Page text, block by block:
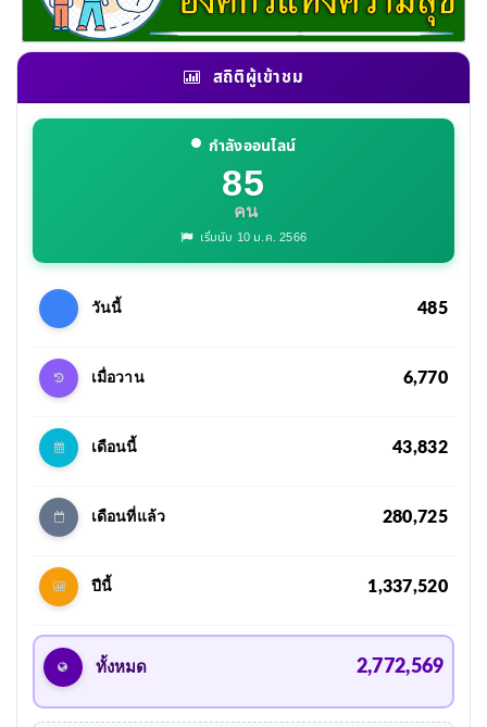
สถิติผู้เข้าชม
กำลังออนไลน์
85
คน
เริ่มนับ 10 ม.ค. 2566
วันนี้ 485
เมื่อวาน 6,770
เดือนนี้ 43,832
เดือนที่แล้ว 280,725
ปีนี้ 1,337,520
ทั้งหมด 2,772,569